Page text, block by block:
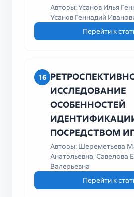
Авторы: Усанов Илья
Усанов Геннадий
Перейти к
16
ИССЛЕДОВАНИЕ
ОСОБЕННОСТЕЙ
ПОСРЕДСТВОМ
Авторы: Шереметьева
Анатольевна, Савелова
Валерьевна
Перейти к